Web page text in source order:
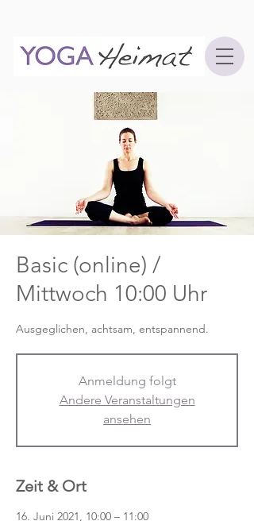
Basic (online) /
Mittwoch 10:00 Uhr
Ausgeglichen, achtsam, entspannend.
Anmeldung folgt
Andere Veranstaltungen
ansehen
Zeit & Ort
16. Juni 2021, 10:00 – 11:00